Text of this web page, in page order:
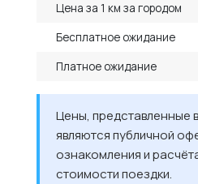
Цена за 1 км за городом
Бесплатное ожидание
Платное ожидание
Цены, представленные
являются публичной
ознакомления и
стоимости поездки.